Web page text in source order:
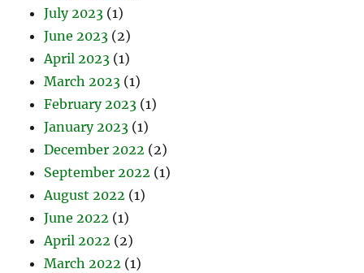
July 2023 (1)
June 2023 (2)
April 2023 (1)
March 2023 (1)
February 2023 (1)
January 2023 (1)
December 2022 (2)
September 2022 (1)
August 2022 (1)
June 2022 (1)
April 2022 (2)
March 2022 (1)